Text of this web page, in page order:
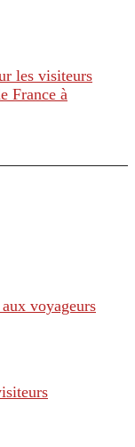
les visiteurs
France à
voyageurs